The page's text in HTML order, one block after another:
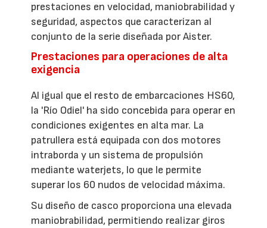
prestaciones en velocidad, maniobrabilidad y
seguridad, aspectos que caracterizan al
conjunto de la serie diseñada por Aister.
Prestaciones para operaciones de alta
exigencia
Al igual que el resto de embarcaciones HS60,
la 'Río Odiel' ha sido concebida para operar en
condiciones exigentes en alta mar. La
patrullera está equipada con dos motores
intraborda y un sistema de propulsión
mediante waterjets, lo que le permite
superar los 60 nudos de velocidad máxima.
Su diseño de casco proporciona una elevada
maniobrabilidad, permitiendo realizar giros